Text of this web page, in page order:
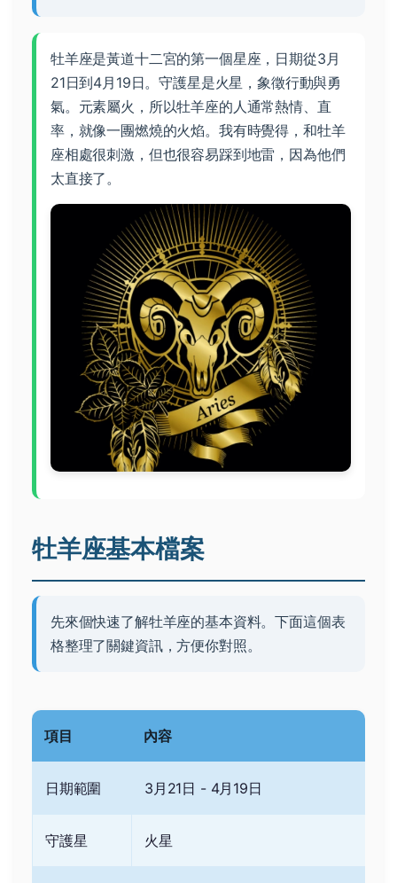
牡羊座是黃道十二宮的第一個星座，日期從3月
21日到4月19日。守護星是火星，象徵行動與勇
氣。元素屬火，所以牡羊座的人通常熱情、直
率，就像一團燃燒的火焰。我有時覺得，和牡羊
座相處很刺激，但也很容易踩到地雷，因為他們
太直接了。
牡羊座基本檔案
先來個快速了解牡羊座的基本資料。下面這個表
格整理了關鍵資訊，方便你對照。
項目 內容
日期範圍 3月21日 - 4月19日
守護星 火星